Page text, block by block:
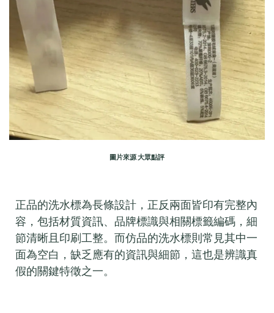
圖片來源 大眾點評
正品的洗水標為長條設計，正反兩面皆印有完整內
容，包括材質資訊、品牌標識與相關標籤編碼，細
節清晰且印刷工整。而仿品的洗水標則常見其中一
面為空白，缺乏應有的資訊與細節，這也是辨識真
假的關鍵特徵之一。